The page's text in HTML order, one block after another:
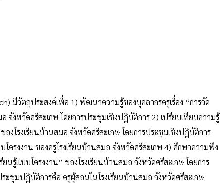
มีวัตถุประสงค์เพื่อ 1) พัฒนาความรู้ของบุคลากรครูเรื่อง “การจัด
จังหวัดศรีสะเกษ โดยการประชุมเชิงปฏิบัติการ 2) เปรียบเทียบความรู้
องโรงเรียนบ้านสมอ จังหวัดศรีสะเกษ โดยการประชุมเชิงปฏิบัติการ
ครงงาน ของครูโรงเรียนบ้านสมอ จังหวัดศรีสะเกษ 4) ศึกษาความพึง
นรู้แบบโครงงาน” ของโรงเรียนบ้านสมอ จังหวัดศรีสะเกษ โดยการ
ชุมปฏิบัติการคือ ครูผู้สอนในโรงเรียนบ้านสมอ จังหวัดศรีสะเกษ